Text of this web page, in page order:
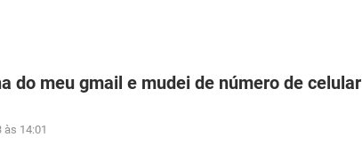
do meu gmail e mudei de número de celular
às 14:01